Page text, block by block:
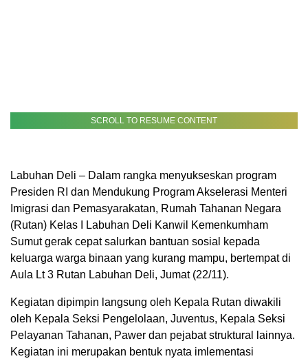
SCROLL TO RESUME CONTENT
Labuhan Deli – Dalam rangka menyukseskan program
Presiden RI dan Mendukung Program Akselerasi Menteri
Imigrasi dan Pemasyarakatan, Rumah Tahanan Negara
(Rutan) Kelas I Labuhan Deli Kanwil Kemenkumham
Sumut gerak cepat salurkan bantuan sosial kepada
keluarga warga binaan yang kurang mampu, bertempat di
Aula Lt 3 Rutan Labuhan Deli, Jumat (22/11).
Kegiatan dipimpin langsung oleh Kepala Rutan diwakili
oleh Kepala Seksi Pengelolaan, Juventus, Kepala Seksi
Pelayanan Tahanan, Pawer dan pejabat struktural lainnya.
Kegiatan ini merupakan bentuk nyata imlementasi